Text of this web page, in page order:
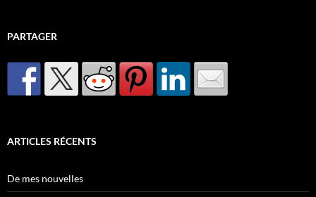
PARTAGER
ARTICLES RÉCENTS
De mes nouvelles